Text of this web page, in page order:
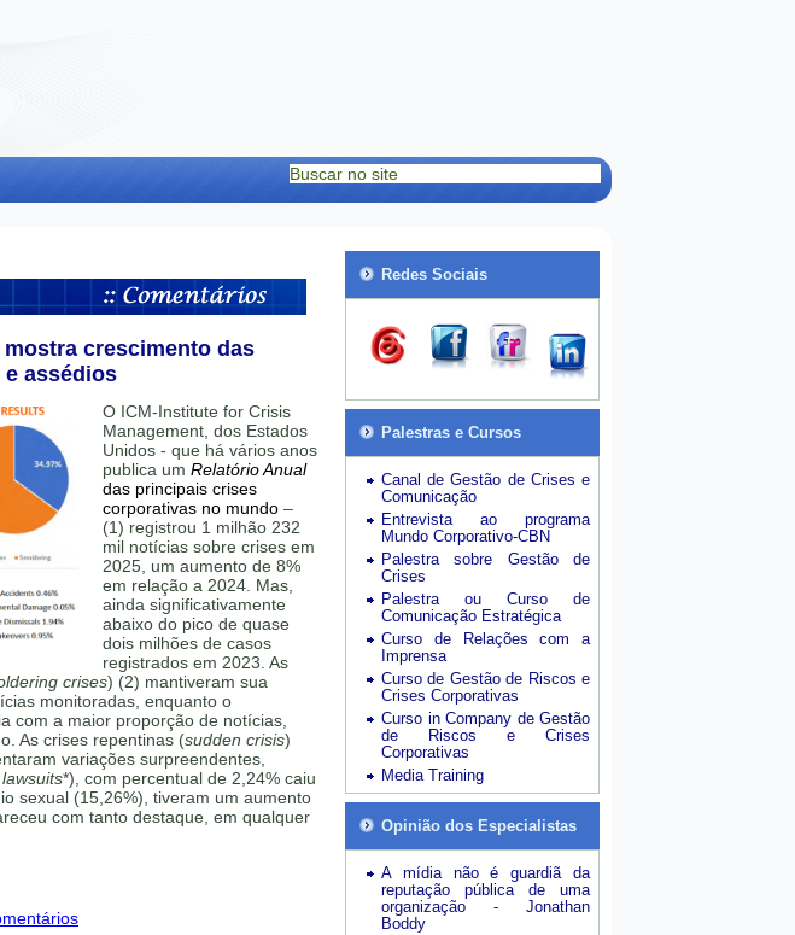
crescimento das
assédios
O ICM-Institute for Crisis
Management, dos Estados
Unidos - que há vários anos
publica um Relatório Anual
das principais crises
corporativas no mundo –
(1) registrou 1 milhão 232
mil notícias sobre crises em
2025, um aumento de 8%
em relação a 2024. Mas,
ainda significativamente
abaixo do pico de quase
dois milhões de casos
registrados em 2023. As
crises) (2) mantiveram sua
monitoradas, enquanto o
com a maior proporção de notícias,
As crises repentinas (sudden crisis)
variações surpreendentes,
*), com percentual de 2,24% caiu
sexual (15,26%), tiveram um aumento
com tanto destaque, em qualquer
Redes Sociais
Palestras e Cursos
Canal de Gestão de Crises e
Comunicação
Entrevista ao programa
Mundo Corporativo-CBN
Palestra sobre Gestão de
Crises
Palestra ou Curso de
Comunicação Estratégica
Curso de Relações com a
Imprensa
Curso de Gestão de Riscos e
Crises Corporativas
Curso in Company de Gestão
de Riscos e Crises
Corporativas
Media Training
Opinião dos Especialistas
A mídia não é guardiã da
reputação pública de uma
organização - Jonathan
Boddy